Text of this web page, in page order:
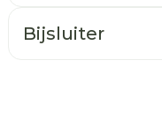
Bijsluiter